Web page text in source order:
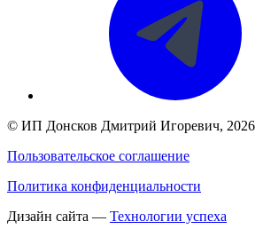
© ИП Донсков Дмитрий Игоревич, 2026
Пользовательское соглашение
Политика конфиденциальности
Дизайн сайта — Технологии успеха